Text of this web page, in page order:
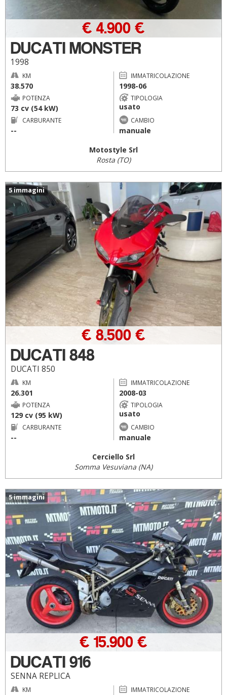
DUCATI MONSTER
1998
€ 4.900 €
KM
38.570
IMMATRICOLAZIONE
1998-06
POTENZA
73 cv (54 kW)
TIPOLOGIA
usato
CARBURANTE
--
CAMBIO
manuale
Motostyle Srl
Rosta (TO)
5 immagini
DUCATI 848
DUCATI 850
€ 8.500 €
KM
26.301
IMMATRICOLAZIONE
2008-03
POTENZA
129 cv (95 kW)
TIPOLOGIA
usato
CARBURANTE
--
CAMBIO
manuale
Cerciello Srl
Somma Vesuviana (NA)
5 immagini
DUCATI 916
SENNA REPLICA
€ 15.900 €
KM IMMATRICOLAZIONE